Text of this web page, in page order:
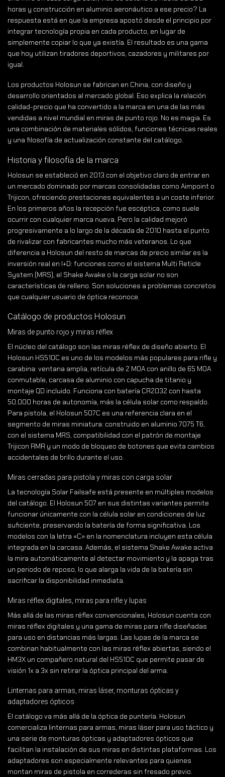
horas y construcción en aluminio aeronáutico a ese precio? La
respuesta está en que la empresa apostó desde el principio por
integrar tecnología propia en cada producto, en lugar de
simplemente copiar lo que ya existía. El resultado es una gama
que hoy utilizan tiradores deportivos, cazadores y militares por
igual.
Los productos Holosun se fabrican en China, con diseño y
desarrollo orientados al mercado global. Eso explica la relación
calidad-precio que ha convertido a la marca en una de las más
vendidas a nivel mundial en miras de punto rojo. No es magia. Es
una combinación de materiales sólidos, funciones técnicas reales
y una filosofía de actualización constante del catálogo.
Historia y filosofía de la marca
Holosun se estableció en 2013 con el objetivo claro de entrar en
un mercado dominado por marcas consolidadas como Aimpoint o
Trijicon, ofreciendo prestaciones equivalentes a un coste inferior.
En los primeros años la recepción fue escéptica, como suele
ocurrir con cualquier marca nueva. Pero la calidad mejoró
progresivamente a lo largo de la década de 2010 hasta el punto
de rivalizar con fabricantes mucho más veteranos. Lo que
diferencia a Holosun del resto de marcas de precio similar es la
inversión real en I+D: funciones como el sistema Multi Reticle
System (MRS), el Shake Awake o la carga solar no son
características de relleno. Son soluciones a problemas concretos
que cualquier usuario de óptica reconoce.
Catálogo de productos Holosun
Miras de punto rojo y miras réflex
El núcleo del catálogo son las miras réflex de diseño abierto. El
Holosun HS510C es uno de los modelos más populares para rifle y
carabina: ventana amplia, retícula de 2 MOA con anillo de 65 MOA
conmutable, carcasa de aluminio con capucha de titanio y
montaje QD incluido. Funciona con batería CR2032 con hasta
50.000 horas de autonomía, más la célula solar como respaldo.
Para pistola, el Holosun 507C es una referencia clara en el
segmento de miras miniatura: construido en aluminio 7075 T6,
con el sistema MRS, compatibilidad con el patrón de montaje
Trijicon RMR y un modo de bloqueo de botones que evita cambios
accidentales de brillo durante el uso.
Miras cerradas para pistola y miras con carga solar
La tecnología Solar Failsafe está presente en múltiples modelos
del catálogo. El Holosun 507 en sus distintas variantes permite
funcionar únicamente con la célula solar en condiciones de luz
suficiente, preservando la batería de forma significativa. Los
modelos con la letra «C» en la nomenclatura incluyen esta célula
integrada en la carcasa. Además, el sistema Shake Awake activa
la mira automáticamente al detectar movimiento y la apaga tras
un periodo de reposo, lo que alarga la vida de la batería sin
sacrificar la disponibilidad inmediata.
Miras réflex digitales, miras para rifle y lupas
Más allá de las miras réflex convencionales, Holosun cuenta con
miras réflex digitales y una gama de miras para rifle diseñadas
para uso en distancias más largas. Las lupas de la marca se
combinan habitualmente con las miras réflex abiertas, siendo el
HM3X un compañero natural del HS510C que permite pasar de
visión 1x a 3x sin retirar la óptica principal del arma.
Linternas para armas, miras láser, monturas ópticas y
adaptadores ópticos
El catálogo va más allá de la óptica de puntería. Holosun
comercializa linternas para armas, miras láser para uso táctico y
una serie de monturas ópticas y adaptadores ópticos que
facilitan la instalación de sus miras en distintas plataformas. Los
adaptadores son especialmente relevantes para quienes
montan miras de pistola en correderas sin fresado previo.